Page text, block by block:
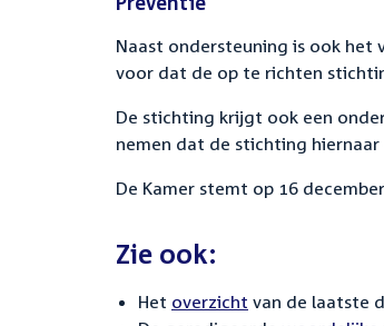
Naast ondersteuning is ook het
voor dat de op te richten
De stichting krijgt ook een
nemen dat de stichting
De Kamer stemt op 16
Zie ook:
Het overzicht van de laatste